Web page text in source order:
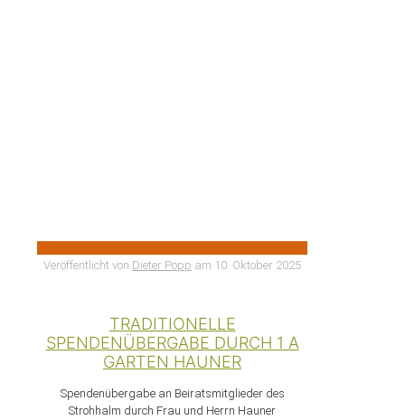
Veröffentlicht von Dieter Popp am 10. Oktober 2025
TRADITIONELLE
SPENDENÜBERGABE DURCH 1 A
GARTEN HAUNER
Spendenübergabe an Beiratsmitglieder des
Strohhalm durch Frau und Herrn Hauner